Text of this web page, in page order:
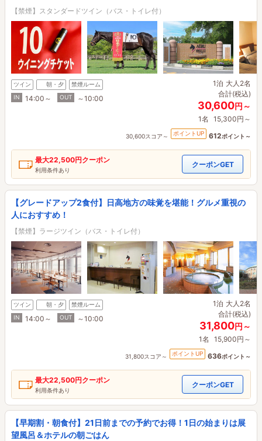
【禁煙】スタンダードツイン（バス・トイレ付）
ツイン 朝・夕
禁煙ルーム
IN
14:00～ OUT ～10:00
1泊 大人2名
合計(税込)
30,600円～
1名 15,300円～
30,600スコア～ ポイントUP 612ポイント～
最大22,500円クーポン
利用条件あり
クーポンGET
【グレードアップ2食付】日高地方の味覚を堪能！グルメ重視の
人におすすめ！
【禁煙】ラージツイン（バス・トイレ付）
ツイン 朝・夕
禁煙ルーム
IN
14:00～ OUT ～10:00
1泊 大人2名
合計(税込)
31,800円～
1名 15,900円～
31,800スコア～ ポイントUP 636ポイント～
最大22,500円クーポン
利用条件あり
クーポンGET
【早期割・朝食付】21日前までの予約でお得！1日の始まりは展
望風呂＆ホテルの朝ごはん